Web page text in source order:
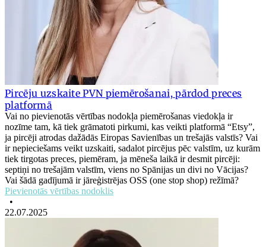
Pircēju uzskaite PVN piemērošanai, pārdod preces
platformā
Vai no pievienotās vērtības nodokļa piemērošanas viedokļa ir
nozīme tam, kā tiek grāmatoti pirkumi, kas veikti platformā “Etsy”,
ja pircēji atrodas dažādās Eiropas Savienības un trešajās valstīs? Vai
ir nepieciešams veikt uzskaiti, sadalot pircējus pēc valstīm, uz kurām
tiek tirgotas preces, piemēram, ja mēneša laikā ir desmit pircēji:
septiņi no trešajām valstīm, viens no Spānijas un divi no Vācijas?
Vai šādā gadījumā ir jāreģistrējas OSS (one stop shop) režīmā?
Pievienotās vērtības nodoklis
•
22.07.2025